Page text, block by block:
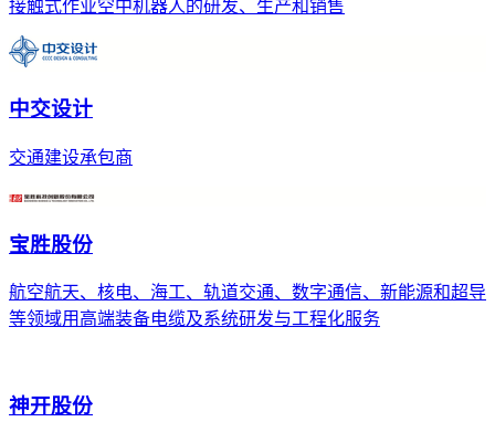
接触式作业空中机器人的研发、生产和销售
中交设计
交通建设承包商
宝胜股份
航空航天、核电、海工、轨道交通、数字通信、新能源和超导
等领域用高端装备电缆及系统研发与工程化服务
神开股份